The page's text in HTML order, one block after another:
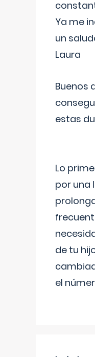
Ya me
un
Laura
Buenos
estas
Lo
por una
de tu
el